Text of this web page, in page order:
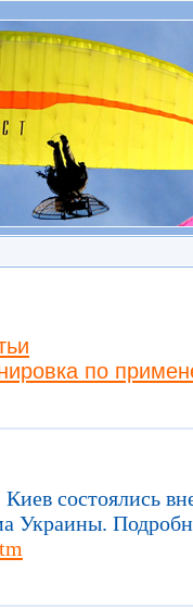
по
Киев состоялись
Украины.